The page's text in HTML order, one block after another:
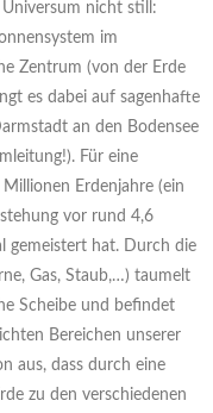
nicht still:
im
Zentrum (von der Erde
es dabei auf sagenhafte
an den Bodensee
Für eine
Erdenjahre (ein
vor rund 4,6
gemeistert hat. Durch die
Gas, Staub,…) taumelt
Scheibe und befindet
Bereichen unserer
aus, dass durch eine
zu den verschiedenen